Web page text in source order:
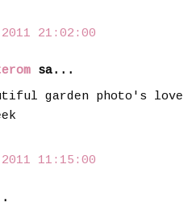
21:02:00
sa...
garden photo's
11:15:00